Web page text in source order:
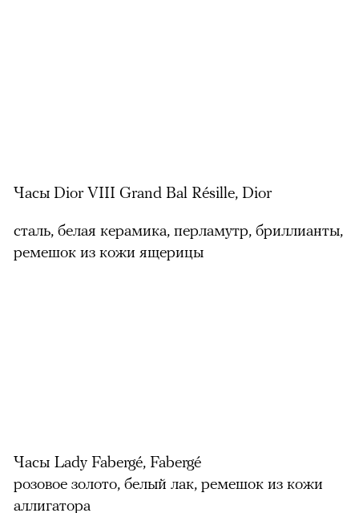
Часы Dior VIII Grand Bal Résille, Dior
сталь, белая керамика, перламутр, бриллианты,
ремешок из кожи ящерицы
Часы Lady Fabergé, Fabergé
розовое золото, белый лак, ремешок из кожи
аллигатора